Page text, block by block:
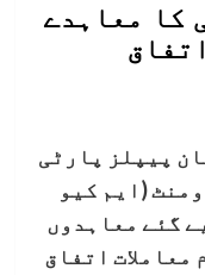
کا معاہدے
پیپلز پارٹی
(ایم کیو
گئے معاہدوں
اتفاق